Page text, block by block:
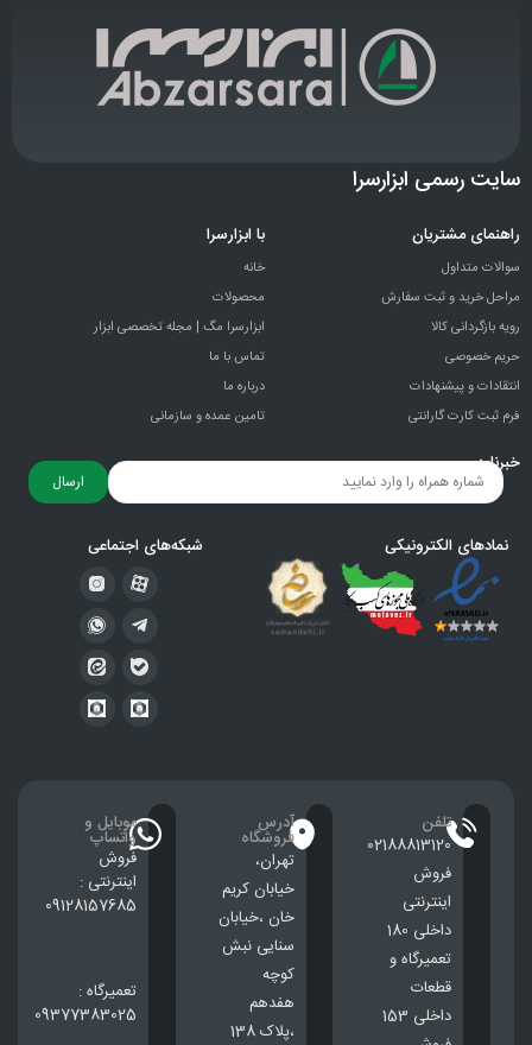
سایت رسمی ابزارسرا
راهنمای مشتریان
سوالات متداول
مراحل خرید و ثبت سفارش
رویه بازگردانی کالا
حریم خصوصی
انتقادات و پيشنهادات
فرم ثبت کارت گارانتی
با ابزارسرا
خانه
محصولات
ابزارسرا مگ | مجله تخصصی ابزار
تماس با ما
درباره ما
تامین عمده و سازمانی
خبرنامه
ارسال
نمادهای الکترونیکی شبکه‌های اجتماعی
تلفن
02188813120
فروش
اینترنتی
داخلی 180
تعمیرگاه و
قطعات
داخلی 153
آدرس
فروشگاه
تهران،
خيابان كريم
خان ،خيابان
سنایی نبش
کوچه
هفدهم
،پلاک 138
موبایل و
واتساپ
فروش
اینترنتی :
09128157685
تعمیرگاه :
09377383025